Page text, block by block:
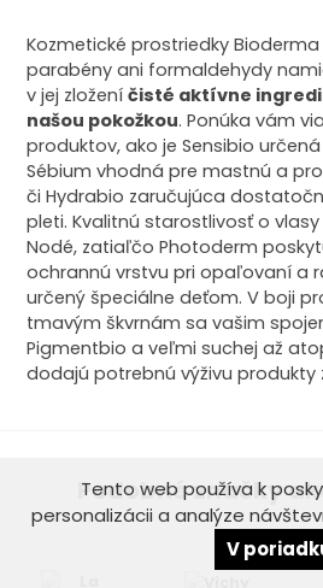
Kozmetické prostriedky
parabény ani formaldehydy
v jej zloženíčisté aktívne
našou pokožkou. Ponúka vám
produktov, ako je Sensibio
Sébium vhodná pre mastnú a
či Hydrabio zaručujúca
pleti. Kvalitnú starostlivosť o
Nodé, zatiaľčo Photoderm
ochrannú vrstvu pri opaľovaní a
určený špeciálne deťom. V boji
tmavým škvrnám sa vašim
Pigmentbio a veľmi suchej až
dodajú potrebnú výživu produkty
Podobné značky
Tento web používa k
personalizácii a analýze
V